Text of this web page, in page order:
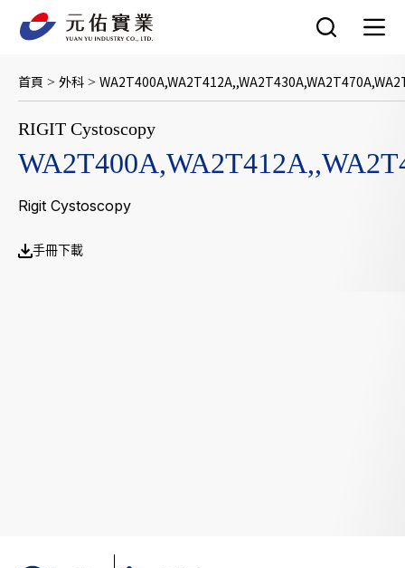
首頁 > 外科 >
RIGIT Cystoscopy
Rigit Cystoscopy
手冊下載